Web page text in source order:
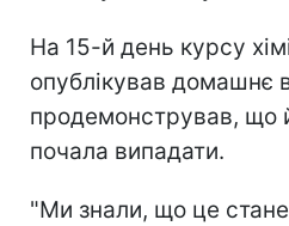
На 15-й день курсу
опублікував домашнє
продемонстрував, що
почала випадати.
"Ми знали, що це